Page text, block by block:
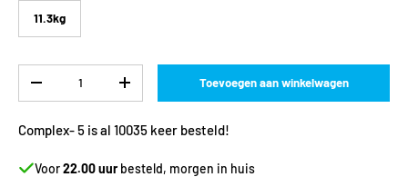
11.3kg
-
+ Toevoegen aan winkelwagen
Complex- 5 is al 10035 keer besteld!
Voor22.00 uurbesteld, morgen in huis